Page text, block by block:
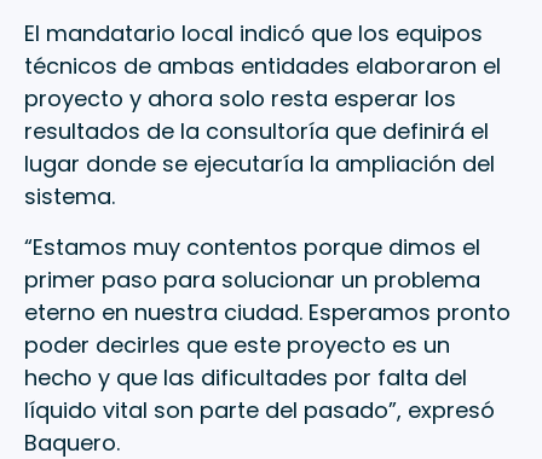
El mandatario local indicó que los equipos
técnicos de ambas entidades elaboraron el
proyecto y ahora solo resta esperar los
resultados de la consultoría que definirá el
lugar donde se ejecutaría la ampliación del
sistema.
“Estamos muy contentos porque dimos el
primer paso para solucionar un problema
eterno en nuestra ciudad. Esperamos pronto
poder decirles que este proyecto es un
hecho y que las dificultades por falta del
líquido vital son parte del pasado”, expresó
Baquero.